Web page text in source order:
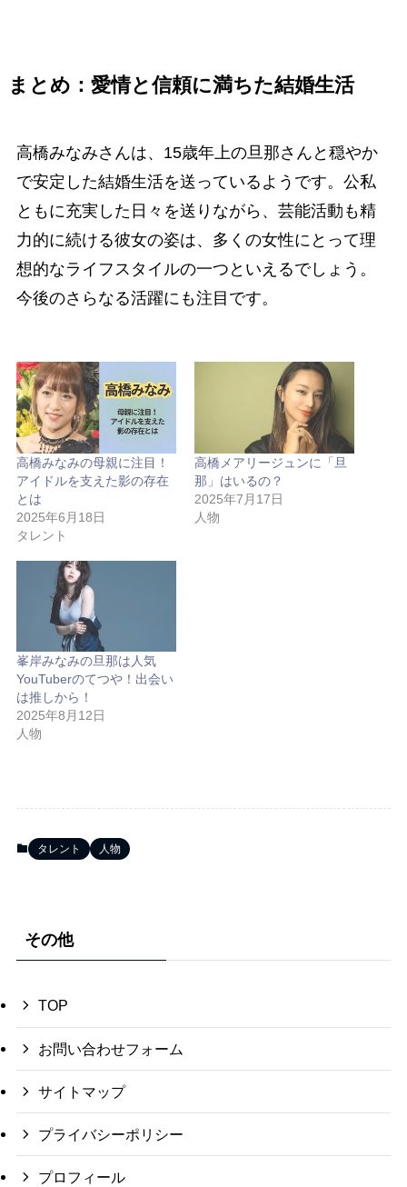
まとめ：愛情と信頼に満ちた結婚生活
高橋みなみさんは、15歳年上の旦那さんと穏やか
で安定した結婚生活を送っているようです。公私
ともに充実した日々を送りながら、芸能活動も精
力的に続ける彼女の姿は、多くの女性にとって理
想的なライフスタイルの一つといえるでしょう。
今後のさらなる活躍にも注目です。
高橋みなみの母親に注目！
アイドルを支えた影の存在
とは
2025年6月18日
タレント
高橋メアリージュンに「旦
那」はいるの？
2025年7月17日
人物
峯岸みなみの旦那は人気
YouTuberのてつや！出会い
は推しから！
2025年8月12日
人物
タレント 人物
その他
TOP
お問い合わせフォーム
サイトマップ
プライバシーポリシー
プロフィール